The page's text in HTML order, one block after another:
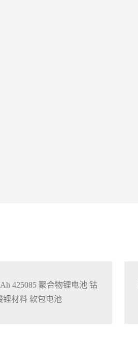
425085 聚合物锂电池 钴
锂材料 软包电池